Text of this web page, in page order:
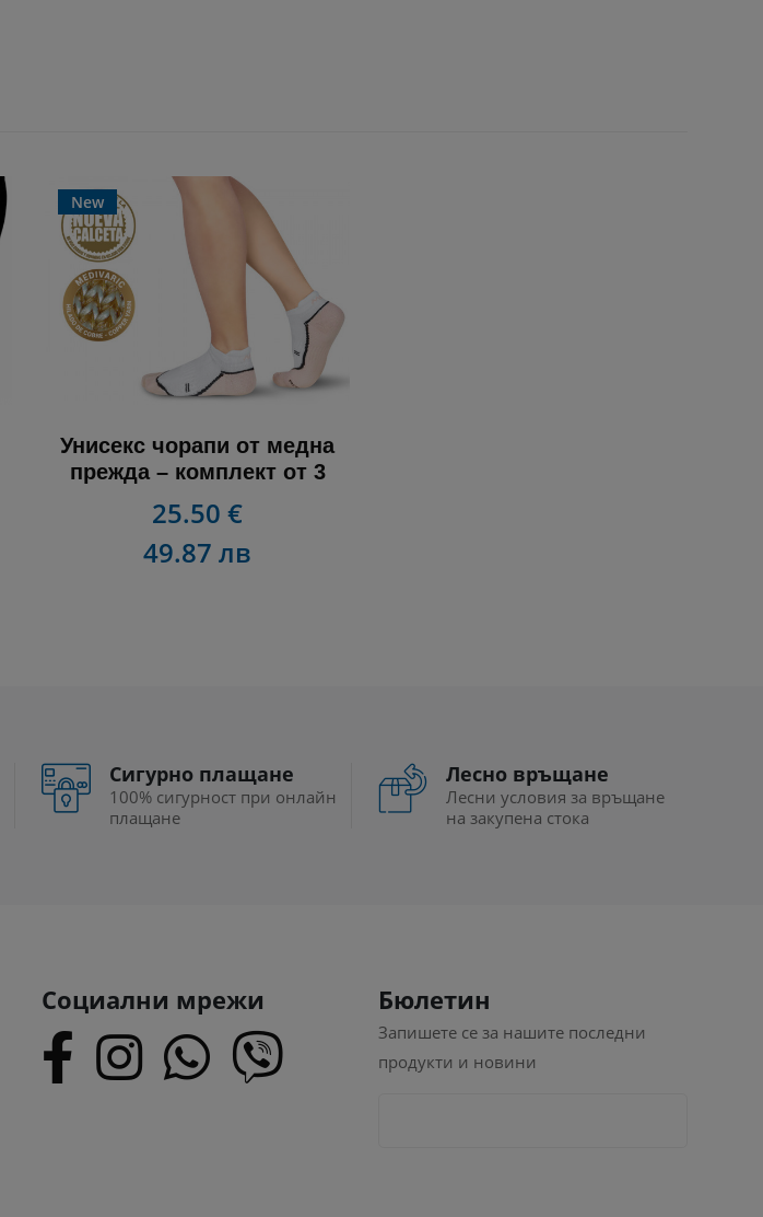
New
Унисекс чорапи от медна
прежда – комплект от 3
25.50 €
49.87 лв
Сигурно плащане
100% сигурност при онлайн
плащане
Лесно връщане
Лесни условия за връщане
на закупена стока
Социални мрежи Бюлетин
Запишете се за нашите последни
продукти и новини